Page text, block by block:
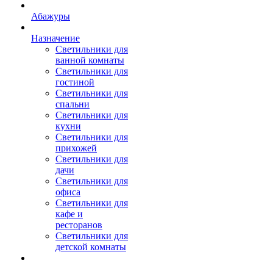
Абажуры
Назначение
Светильники для
ванной комнаты
Светильники для
гостиной
Светильники для
спальни
Светильники для
кухни
Светильники для
прихожей
Светильники для
дачи
Светильники для
офиса
Светильники для
кафе и
ресторанов
Светильники для
детской комнаты